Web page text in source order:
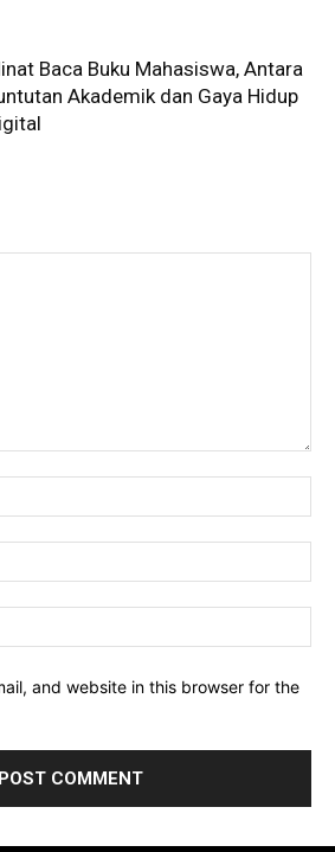
Baca Buku Mahasiswa, Antara
Akademik dan Gaya Hidup
and website in this browser for the